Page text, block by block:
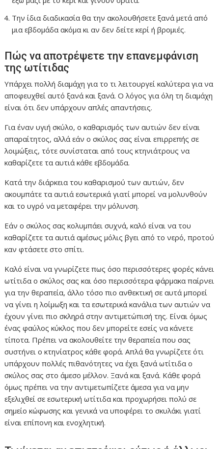
Την ίδια διαδικασία θα την ακολουθήσετε ξανά μετά από
μια εβδομάδα ακόμα κι αν δεν δείτε κερί ή βρομιές.
Πώς να αποτρέψετε την επανεμφάνιση
της ωτίτιδας
Υπάρχει πολλή διαμάχη για το τι λειτουργεί καλύτερα για να
αποφευχθεί αυτό ξανά και ξανά. Ο λόγος για όλη τη διαμάχη
είναι ότι δεν υπάρχουν απλές απαντήσεις.
Για έναν υγιή σκύλο, ο καθαρισμός των αυτιών δεν είναι
απαραίτητος, αλλά εάν ο σκύλος σας είναι επιρρεπής σε
λοιμώξεις, τότε συνίσταται από τους κτηνιάτρους να
καθαρίζετε τα αυτιά κάθε εβδομάδα.
Κατά την διάρκεια του καθαρισμού των αυτιών, δεν
ακουμπάτε τα αυτιά εσωτερικά γιατί μπορεί να μολυνθούν
και το υγρό να μεταφέρει την μόλυνση.
Εάν ο σκύλος σας κολυμπάει συχνά, καλό είναι να του
καθαρίζετε τα αυτιά αμέσως μόλις βγει από το νερό, προτού
καν φτάσετε στο σπίτι.
Καλό είναι να γνωρίζετε πως όσο περισσότερες φορές κάνει
ωτίτιδα ο σκύλος σας και όσο περισσότερα φάρμακα παίρνει
για την θεραπεία, άλλο τόσο πιο ανθεκτική σε αυτά μπορεί
να γίνει η λοίμωξη και τα εσωτερικά κανάλια των αυτιών να
έχουν γίνει πιο σκληρά στην αντιμετώπισή της. Είναι όμως
ένας φαύλος κύκλος που δεν μπορείτε εσείς να κάνετε
τίποτα. Πρέπει να ακολουθείτε την θεραπεία που σας
συστήνει ο κτηνίατρος κάθε φορά. Απλά θα γνωρίζετε ότι
υπάρχουν πολλές πιθανότητες να έχει ξανά ωτίτιδα ο
σκύλος σας στο άμεσο μέλλον. Ξανά και ξανά. Κάθε φορά
όμως πρέπει να την αντιμετωπίζετε άμεσα για να μην
εξελιχθεί σε εσωτερική ωτίτιδα και προχωρήσει πολύ σε
σημείο κώφωσης και γενικά να υποφέρει το σκυλάκι γιατί
είναι επίπονη και ενοχλητική.